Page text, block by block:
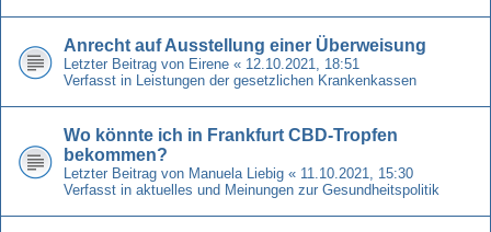
Anrecht auf Ausstellung einer Überweisung
Letzter Beitrag von Eirene « 12.10.2021, 18:51
Verfasst in Leistungen der gesetzlichen Krankenkassen
Wo könnte ich in Frankfurt CBD-Tropfen
bekommen?
Letzter Beitrag von Manuela Liebig « 11.10.2021, 15:30
Verfasst in aktuelles und Meinungen zur Gesundheitspolitik